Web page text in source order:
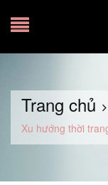
Trang chủ
Xu hướng thời